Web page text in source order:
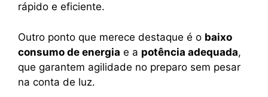
rápido e eficiente.
Outro ponto que merece destaque é o baixo
consumo de energia e a potência adequada,
que garantem agilidade no preparo sem pesar
na conta de luz.